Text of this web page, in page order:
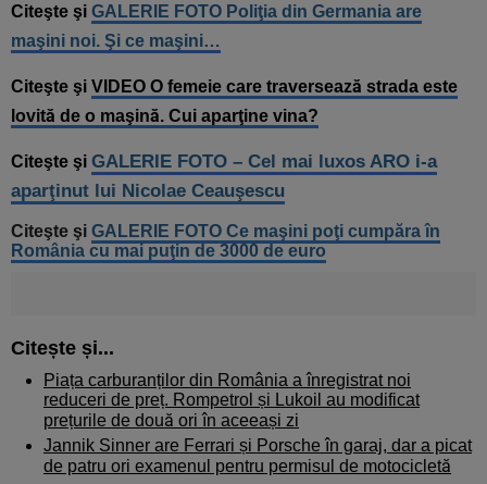
Citeşte şi GALERIE FOTO Poliţia din Germania are
maşini noi. Şi ce maşini…
Citeşte şi VIDEO O femeie care traversează strada este
lovită de o maşină. Cui aparţine vina?
Citeşte şi GALERIE FOTO – Cel mai luxos ARO i-a
aparţinut lui Nicolae Ceauşescu
Citeşte şi GALERIE FOTO Ce maşini poţi cumpăra în
România cu mai puţin de 3000 de euro
Citește și...
Piața carburanților din România a înregistrat noi
reduceri de preț. Rompetrol și Lukoil au modificat
prețurile de două ori în aceeași zi
Jannik Sinner are Ferrari și Porsche în garaj, dar a picat
de patru ori examenul pentru permisul de motocicletă